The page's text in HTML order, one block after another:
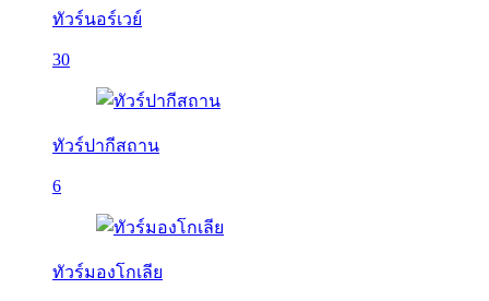
ทัวร์นอร์เวย์
30
ทัวร์ปากีสถาน
6
ทัวร์มองโกเลีย